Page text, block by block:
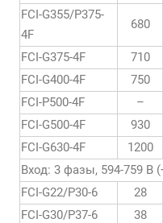
FCI-G355/P375-
4F
680
FCI-G375-4F 710
FCI-G400-4F
750
FCI-P500-4F
–
FCI-G500-4F
930
FCI-G630-4F
1200
Вход: 3 фазы, 594-759 В
FCI-G22/P30-6
28
FCI-G30/P37-6
38